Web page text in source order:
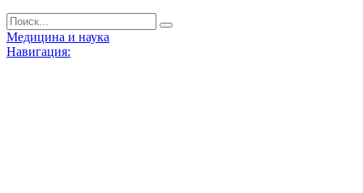
Медицина и наука
Навигация: